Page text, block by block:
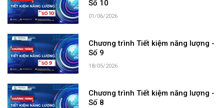
Số 10
01/06/2026
Chương trình Tiết kiệm năng lượng -
Số 9
18/05/2026
Chương trình Tiết kiệm năng lượng -
Số 8